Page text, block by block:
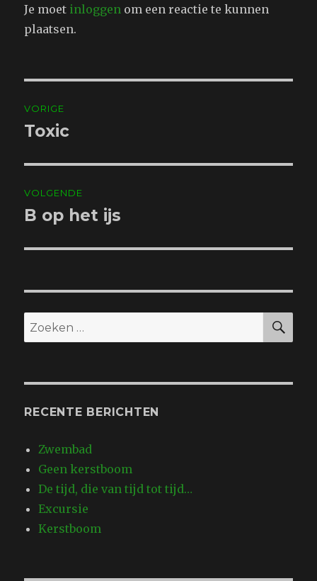
Je moet inloggen om een reactie te kunnen
plaatsen.
navigatie
VORIGE
Vorig
Toxic
VOLGENDE
Volgend
B op het ijs
Zoeken
naar:
RECENTE BERICHTEN
Zwembad
Geen kerstboom
De tijd, die van tijd tot tijd…
Excursie
Kerstboom